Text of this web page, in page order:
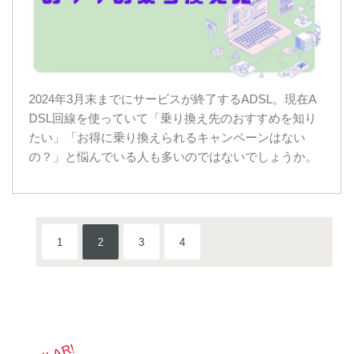
2024年3月末までにサービスが終了するADSL。現在A
DSL回線を使っていて「乗り換え先のおすすめを知り
たい」「お得に乗り換えられるキャンペーンはない
の？」と悩んでいる人も多いのではないでしょうか。
1 2 3 4